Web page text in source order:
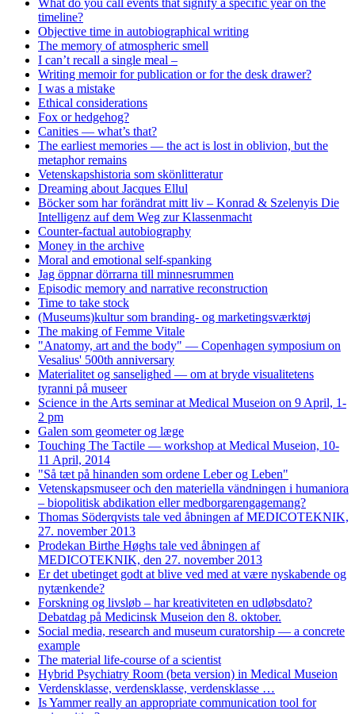
What do you call events that signify a specific year on the
timeline?
Objective time in autobiographical writing
The memory of atmospheric smell
I can’t recall a single meal –
Writing memoir for publication or for the desk drawer?
I was a mistake
Ethical considerations
Fox or hedgehog?
Canities — what’s that?
The earliest memories — the act is lost in oblivion, but the
metaphor remains
Vetenskapshistoria som skönlitteratur
Dreaming about Jacques Ellul
Böcker som har forändrat mitt liv – Konrad & Szelenyis Die
Intelligenz auf dem Weg zur Klassenmacht
Counter-factual autobiography
Money in the archive
Moral and emotional self-spanking
Jag öppnar dörrarna till minnesrummen
Episodic memory and narrative reconstruction
Time to take stock
(Museums)kultur som branding- og marketingsværktøj
The making of Femme Vitale
"Anatomy, art and the body" — Copenhagen symposium on
Vesalius' 500th anniversary
Materialitet og sanselighed — om at bryde visualitetens
tyranni på museer
Science in the Arts seminar at Medical Museion on 9 April, 1-
2 pm
Galen som geometer og læge
Touching The Tactile — workshop at Medical Museion, 10-
11 April, 2014
"Så tæt på hinanden som ordene Leber og Leben"
Vetenskapsmuseer och den materiella vändningen i humaniora
– biopolitisk abdikation eller medborgarengagemang?
Thomas Söderqvists tale ved åbningen af MEDICOTEKNIK,
27. november 2013
Prodekan Birthe Høghs tale ved åbningen af
MEDICOTEKNIK, den 27. november 2013
Er det ubetinget godt at blive ved med at være nyskabende og
nytænkende?
Forskning og livsløb – har kreativiteten en udløbsdato?
Debatdag på Medicinsk Museion den 8. oktober.
Social media, research and museum curatorship — a concrete
example
The material life-course of a scientist
Hybrid Psychiatry Room (beta version) in Medical Museion
Verdensklasse, verdensklasse, verdensklasse …
Is Yammer really an appropriate communication tool for